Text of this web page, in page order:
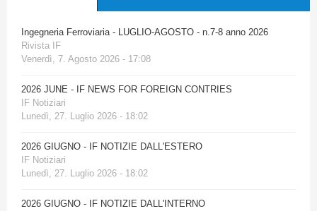
Ingegneria Ferroviaria - LUGLIO-AGOSTO - n.7-8 anno 2026
Rivista IF
Venerdì, 7. Agosto 2026 - 17:08
2026 JUNE - IF NEWS FOR FOREIGN CONTRIES
IF Notiziari
Lunedì, 27. Luglio 2026 - 18:02
2026 GIUGNO - IF NOTIZIE DALL'ESTERO
IF Notiziari
Lunedì, 27. Luglio 2026 - 18:02
2026 GIUGNO - IF NOTIZIE DALL'INTERNO